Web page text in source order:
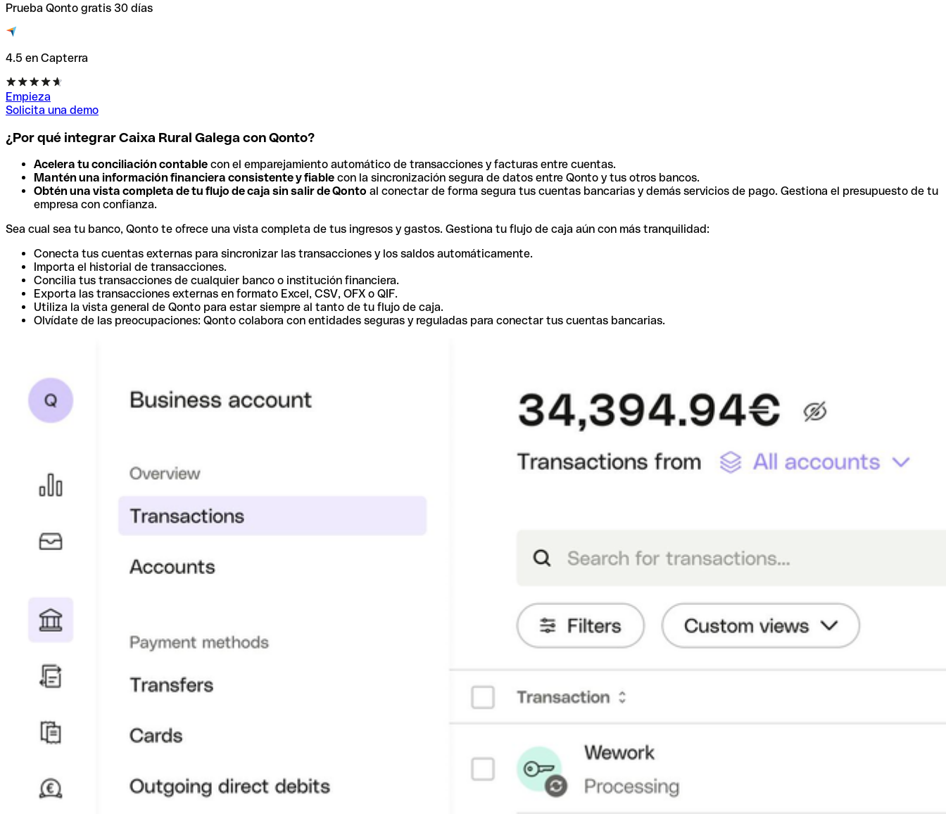
Prueba Qonto gratis 30 días
4.5 en Capterra
Empieza
Solicita una demo
¿Por qué integrar Caixa Rural Galega con Qonto?
Acelera tu conciliación contable con el emparejamiento automático de transacciones y facturas entre cuentas.
Mantén una información financiera consistente y fiable con la sincronización segura de datos entre Qonto y tus otros bancos.
Obtén una vista completa de tu flujo de caja sin salir de Qonto al conectar de forma segura tus cuentas bancarias y demás servicios de pago. Gestiona el presupuesto de tu
empresa con confianza.
Sea cual sea tu banco, Qonto te ofrece una vista completa de tus ingresos y gastos. Gestiona tu flujo de caja aún con más tranquilidad:
Conecta tus cuentas externas para sincronizar las transacciones y los saldos automáticamente.
Importa el historial de transacciones.
Concilia tus transacciones de cualquier banco o institución financiera.
Exporta las transacciones externas en formato Excel, CSV, OFX o QIF.
Utiliza la vista general de Qonto para estar siempre al tanto de tu flujo de caja.
Olvídate de las preocupaciones: Qonto colabora con entidades seguras y reguladas para conectar tus cuentas bancarias.